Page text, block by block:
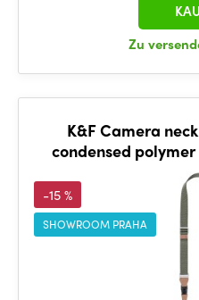
Zu
K&F Camera
condensed
aluminum
-15 %
SHOWROOM PRAHA